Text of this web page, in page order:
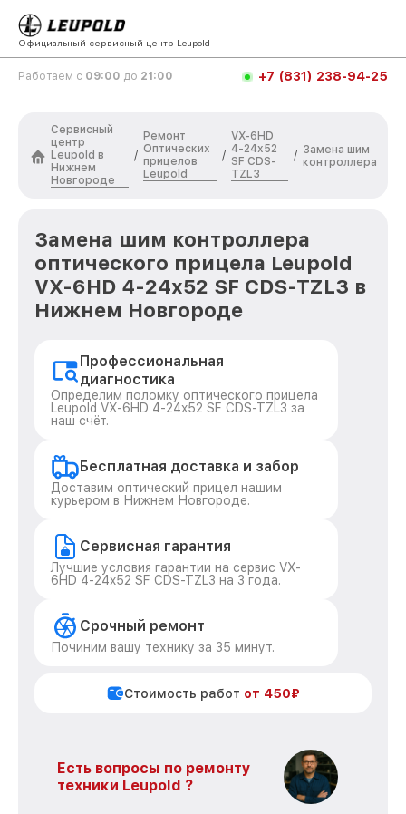
Официальный сервисный центр Leupold
Работаем с 09:00 до 21:00 +7 (831) 238-94-25
Сервисный
центр
Leupold в
Нижнем
Новгороде
/
Ремонт
Оптических
прицелов
Leupold
/
VX-6HD
4-24x52
SF CDS-
TZL3
/ Замена шим
контроллера
Замена шим контроллера
оптического прицела Leupold
VX-6HD 4-24x52 SF CDS-TZL3 в
Нижнем Новгороде
Профессиональная
диагностика
Определим поломку оптического прицела
Leupold VX-6HD 4-24x52 SF CDS-TZL3 за
наш счёт.
Бесплатная доставка и забор
Доставим оптический прицел нашим
курьером в Нижнем Новгороде.
Сервисная гарантия
Лучшие условия гарантии на сервис VX-
6HD 4-24x52 SF CDS-TZL3 на 3 года.
Срочный ремонт
Починим вашу технику за 35 минут.
Стоимость работ от 450₽
Есть вопросы по ремонту
техники Leupold ?